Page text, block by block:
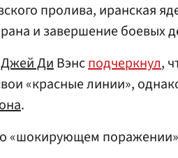
пролива, иранская
и завершение боевых
Джей ДиВэнсподчеркнул,
«красные линии»,
.
о «шокирующем